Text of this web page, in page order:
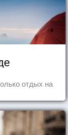
отдых на